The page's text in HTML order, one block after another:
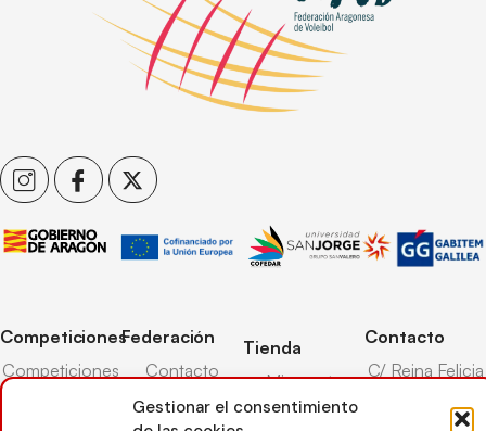
Gestionar el consentimiento
Competiciones
Competiciones
Federación
Contacto
Transparencia
Tienda
Mi cuenta
Carrito
Contacto
C/ Reina Felicia
50003,